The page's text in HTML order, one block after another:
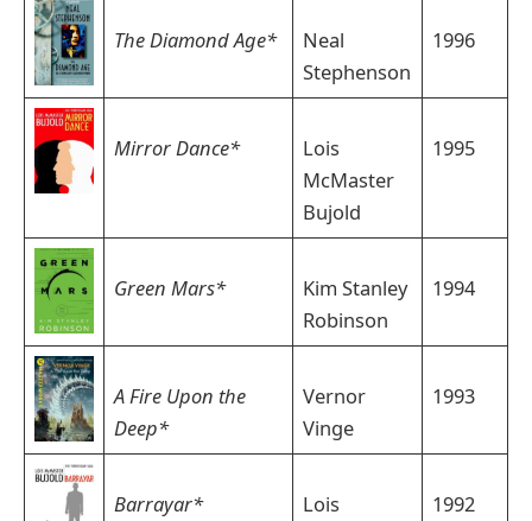
The Diamond Age*
Neal
Stephenson
1996
Mirror Dance*
Lois
McMaster
Bujold
1995
Green Mars*
Kim Stanley
Robinson
1994
A Fire Upon the
Deep*
Vernor
Vinge
1993
Barrayar*
Lois
1992